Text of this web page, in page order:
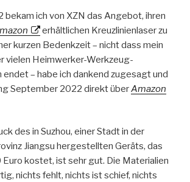
bekam ich von XZN das Angebot, ihren
erhältlichen Kreuzlinienlaser zu
kurzen Bedenkzeit – nicht dass mein
vielen Heimwerker-Werkzeug-
– habe ich dankend zugesagt und
September 2022 direkt überAmazon
des in Suzhou, einer Stadt in der
Jiangsu hergestellten Geräts, das
kostet, ist sehr gut. Die Materialien
nichts fehlt, nichts ist schief, nichts